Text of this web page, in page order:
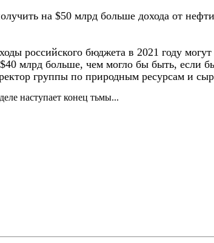
на $50 млрд больше дохода от
российского бюджета в 2021 году
млрд больше, чем могло бы быть, если
группы по природным ресурсам и
наступает конец тьмы...